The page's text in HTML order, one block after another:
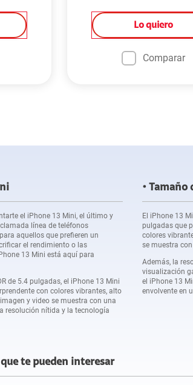
Lo quiero
Comparar
el iPhone 13 Mini, el último y
línea de teléfonos
aquellos que prefieren un
el rendimiento o las
13 Mini está aquí para
de 5.4 pulgadas, el iPhone 13 Mini
con colores vibrantes, alto
y video se muestra con una
resolución nítida y la tecnología
Tamaño
El iPhone 13
pulgadas que
colores
se muestra
Además, la
visualización
el iPhone 13
envolvente en
te pueden interesar